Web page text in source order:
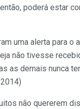
poderá estar
uma alerta para
não tivesse
as demais nunca
não quererem